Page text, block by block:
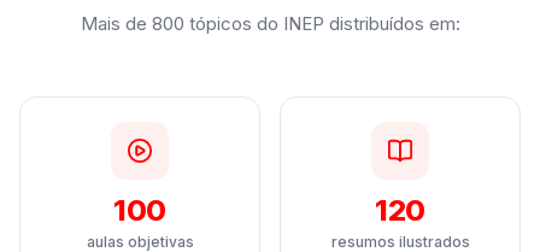
Mais de 800 tópicos do INEP distribuídos em:
100
aulas objetivas
120
resumos ilustrados